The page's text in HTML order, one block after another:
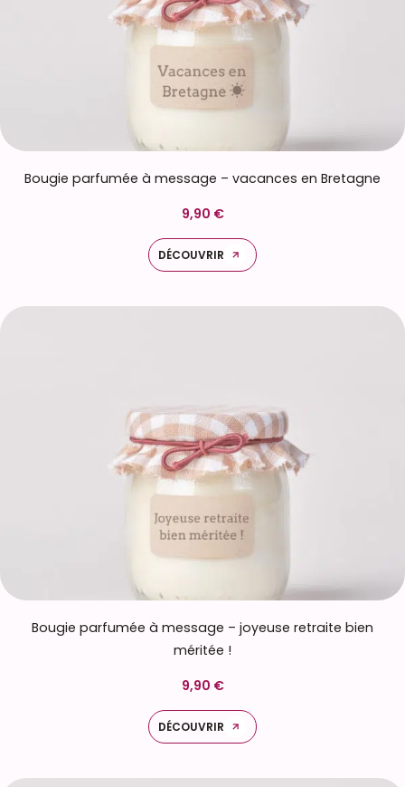
Bougie parfumée à message – vacances en Bretagne
9,90 €
DÉCOUVRIR
Bougie parfumée à message – joyeuse retraite bien
méritée !
9,90 €
DÉCOUVRIR